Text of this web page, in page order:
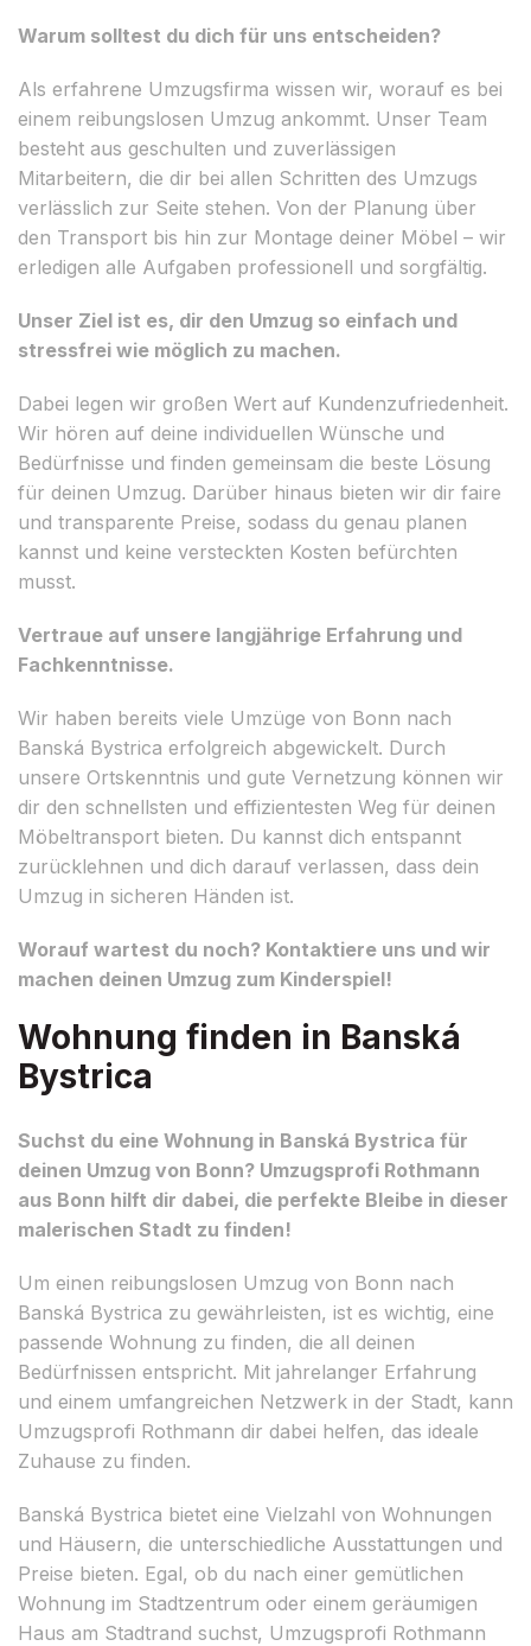
Warum solltest du dich für uns entscheiden?
Als erfahrene Umzugsfirma wissen wir, worauf es bei
einem reibungslosen Umzug ankommt. Unser Team
besteht aus geschulten und zuverlässigen
Mitarbeitern, die dir bei allen Schritten des Umzugs
verlässlich zur Seite stehen. Von der Planung über
den Transport bis hin zur Montage deiner Möbel – wir
erledigen alle Aufgaben professionell und sorgfältig.
Unser Ziel ist es, dir den Umzug so einfach und
stressfrei wie möglich zu machen.
Dabei legen wir großen Wert auf Kundenzufriedenheit.
Wir hören auf deine individuellen Wünsche und
Bedürfnisse und finden gemeinsam die beste Lösung
für deinen Umzug. Darüber hinaus bieten wir dir faire
und transparente Preise, sodass du genau planen
kannst und keine versteckten Kosten befürchten
musst.
Vertraue auf unsere langjährige Erfahrung und
Fachkenntnisse.
Wir haben bereits viele Umzüge von Bonn nach
Banská Bystrica erfolgreich abgewickelt. Durch
unsere Ortskenntnis und gute Vernetzung können wir
dir den schnellsten und effizientesten Weg für deinen
Möbeltransport bieten. Du kannst dich entspannt
zurücklehnen und dich darauf verlassen, dass dein
Umzug in sicheren Händen ist.
Worauf wartest du noch? Kontaktiere uns und wir
machen deinen Umzug zum Kinderspiel!
Wohnung finden in Banská
Bystrica
Suchst du eine Wohnung in Banská Bystrica für
deinen Umzug von Bonn? Umzugsprofi Rothmann
aus Bonn hilft dir dabei, die perfekte Bleibe in dieser
malerischen Stadt zu finden!
Um einen reibungslosen Umzug von Bonn nach
Banská Bystrica zu gewährleisten, ist es wichtig, eine
passende Wohnung zu finden, die all deinen
Bedürfnissen entspricht. Mit jahrelanger Erfahrung
und einem umfangreichen Netzwerk in der Stadt, kann
Umzugsprofi Rothmann dir dabei helfen, das ideale
Zuhause zu finden.
Banská Bystrica bietet eine Vielzahl von Wohnungen
und Häusern, die unterschiedliche Ausstattungen und
Preise bieten. Egal, ob du nach einer gemütlichen
Wohnung im Stadtzentrum oder einem geräumigen
Haus am Stadtrand suchst, Umzugsprofi Rothmann